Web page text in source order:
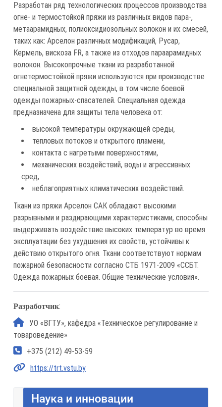
Разработан ряд технологических процессов производства
огне- и термостойкой пряжи из различных видов пара-,
метаарамидных, полиоксидиозольных волокон и их смесей,
таких как: Арселон различных модификаций, Русар,
Кермель, вискоза FR, а также из отходов параарамидных
волокон. Высокопрочные ткани из разработанной
огнетермостойкой пряжи используются при производстве
специальной защитной одежды, в том числе боевой
одежды пожарных-спасателей. Специальная одежда
предназначена для защиты тела человека от:
высокой температуры окружающей среды,
тепловых потоков и открытого пламени,
контакта с нагретыми поверхностями,
механических воздействий, воды и агрессивных
сред,
неблагоприятных климатических воздействий.
Ткани из пряжи Арселон САК обладают высокими
разрывными и раздирающими характеристиками, способны
выдерживать воздействие высоких температур во время
эксплуатации без ухудшения их свойств, устойчивы к
действию открытого огня. Ткани соответствуют нормам
пожарной безопасности согласно СТБ 1971-2009 «ССБТ.
Одежда пожарных боевая. Общие технические условия».
Разработчик:
УО «ВГТУ», кафедра «Техническое регулирование и
товароведение»
+375 (212) 49-53-59
https://trt.vstu.by
Наука и инновации